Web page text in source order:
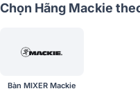
Chọn Hãng Mackie
Bàn MIXER Mackie